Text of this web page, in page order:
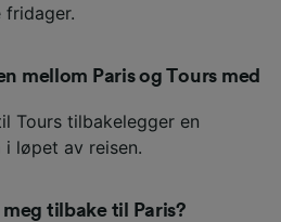
mellom Paris og Tours med
Tours tilbakelegger en
løpet av reisen.
tilbake til Paris?